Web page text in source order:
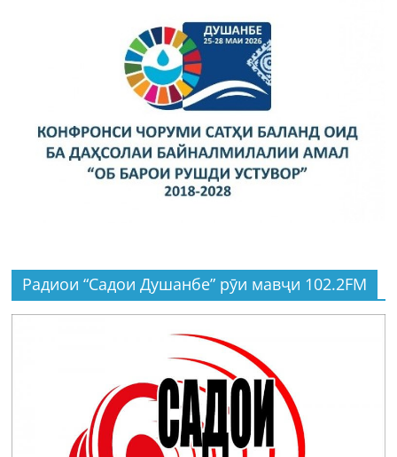
Радиои “Садои Душанбе” рӯи мавҷи 102.2FM